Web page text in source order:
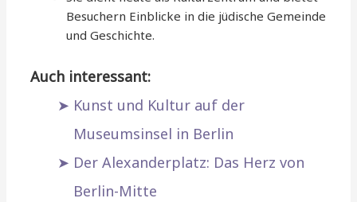
Besuchern Einblicke in die jüdische Gemeinde
und Geschichte.
Auch interessant:
Kunst und Kultur auf der
Museumsinsel in Berlin
Der Alexanderplatz: Das Herz von
Berlin-Mitte